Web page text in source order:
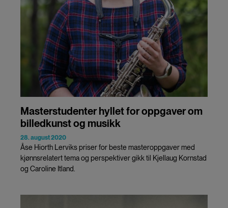
Masterstudenter hyllet for oppgaver om
billedkunst og musikk
28. august 2020
Åse Hiorth Lerviks priser for beste masteroppgaver med
kjønnsrelatert tema og perspektiver gikk til Kjellaug Kornstad
og Caroline Itland.